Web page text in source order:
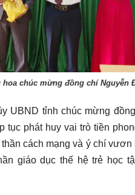
chúc mừng đồng chí Nguyễn
UBND tỉnh chúc mừng
tục phát huy vai trò tiền
cách mạng và ý chí vươn
giáo dục thế hệ trẻ học